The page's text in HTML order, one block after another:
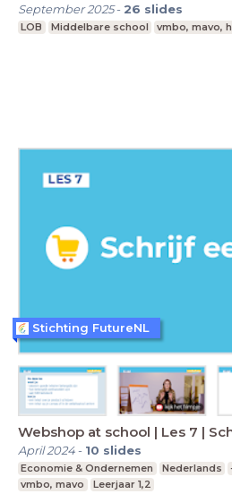
September 2025- 26 slides
LOB Middelbare school vmbo, mavo,
Webshop at school | Les 7 |
April 2024- 10 slides
Economie & Ondernemen Nederlands
vmbo, mavo
Leerjaar 1,2
Stichting FutureNL